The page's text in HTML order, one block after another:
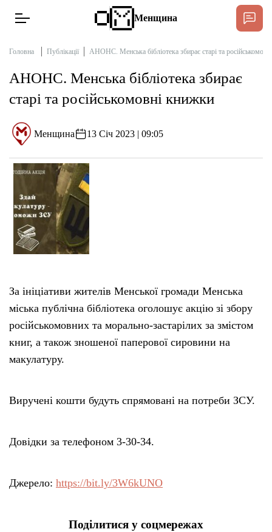
Новини
Інтерв’ю
Тексти
Публікації
Про нас
Тендери
Контакти
Рекламні прайси
Підтримати
Менщина
Головна Публікації АНОНС. Менська бібліотека збирає старі та
АНОНС. Менська бібліотека збирає
старі та російськомовні книжки
Менщина 13 Січ 2023 | 09:05
За ініціативи жителів Менської громади Менська
міська публічна бібліотека оголошує акцію зі збору
російськомовних та морально-застарілих за змістом
книг, а також зношеної паперової сировини на
макулатуру.
Виручені кошти будуть спрямовані на потреби ЗСУ.
Довідки за телефоном 3-30-34.
Джерело: https://bit.ly/3W6kUNO
Поділитися у соцмережах